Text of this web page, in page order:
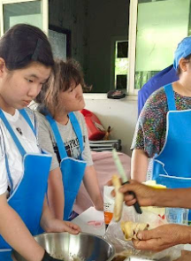
รี (ครม.) เมื่อวันที่ 5 สิงหาคม 2569
นวน 5 แห่ง และเห็นชอบการรับรองวั
กระทรวงวัฒนธรรม (วธ.) เสนอ เพื่
รัฐมนตรี ว่าด้วยแนวทางพิจารณาใน
พ.ศ.
. ยกระดับห้องปฏิบัติการไมโค
สากล